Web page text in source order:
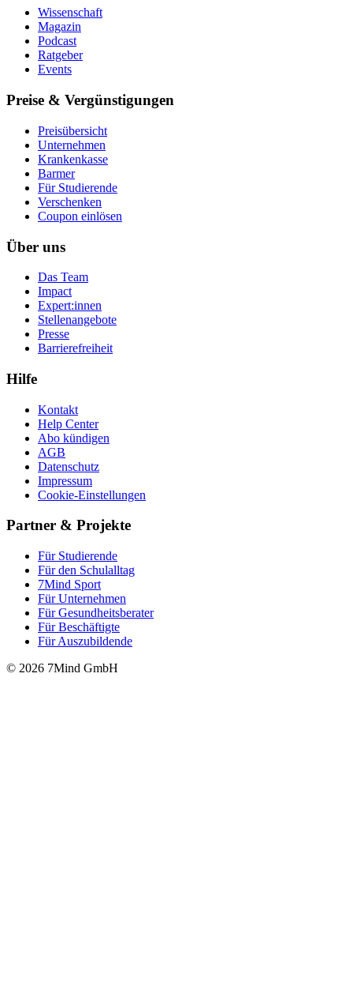
Wissenschaft
Magazin
Podcast
Ratgeber
Events
Preise & Vergünstigungen
Preisübersicht
Unternehmen
Krankenkasse
Barmer
Für Studierende
Ver­schen­ken
Coupon einlösen
Über uns
Das Team
Impact
Expert:innen
Stellenangebote
Presse
Barrierefreiheit
Hilfe
Kontakt
Help Center
Abo kündigen
AGB
Datenschutz
Impressum
Cookie-Einstellungen
Partner & Projekte
Für Stu­die­rende
Für den Schulalltag
7Mind Sport
Für Unter­neh­men
Für Gesund­heits­be­ra­ter
Für Beschäftigte
Für Auszubildende
© 2026 7Mind GmbH